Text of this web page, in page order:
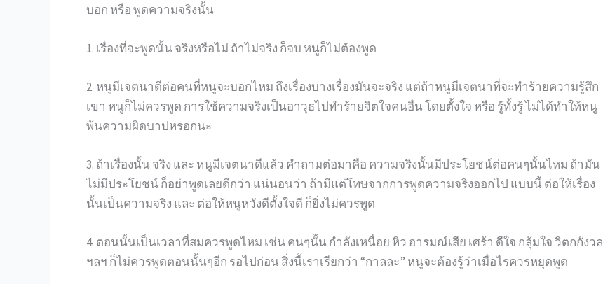
บอก หรือ พูดความจริงนั้น
1. เรื่องที่จะพูดนั้น จริงหรือไม่ ถ้าไม่จริง ก็จบ หนูก็ไม่ต้องพูด
2. หนูมีเจตนาดีต่อคนที่หนูจะบอกไหม ถึงเรื่องบางเรื่องมันจะจริง แต่ถ้าหนูมีเจตนาที่จะทำร้ายความรู้สึก
เขา หนูก็ไม่ควรพูด การใช้ความจริงเป็นอาวุธไปทำร้ายจิตใจคนอื่น โดยตั้งใจ หรือ รู้ทั้งรู้ ไม่ได้ทำให้หนู
พ้นความผิดบาปหรอกนะ
3. ถ้าเรื่องนั้น จริง และ หนูมีเจตนาดีแล้ว คำถามต่อมาคือ ความจริงนั้นมีประโยชน์ต่อคนๆนั้นไหม ถ้ามัน
ไม่มีประโยชน์ ก็อย่าพูดเลยดีกว่า แน่นอนว่า ถ้ามีแต่โทษจากการพูดความจริงออกไป แบบนี้ ต่อให้เรื่อง
นั้นเป็นความจริง และ ต่อให้หนูหวังดีตั้งใจดี ก็ยิ่งไม่ควรพูด
4. ตอนนั้นเป็นเวลาที่สมควรพูดไหม เช่น คนๆนั้น กำลังเหนื่อย หิว อารมณ์เสีย เศร้า ดีใจ กลุ้มใจ วิตกกังวล
ฯลฯ ก็ไม่ควรพูดตอนนั้นๆอีก รอไปก่อน สิ่งนี้เราเรียกว่า “กาลละ” หนูจะต้องรู้ว่าเมื่อไรควรหยุดพูด